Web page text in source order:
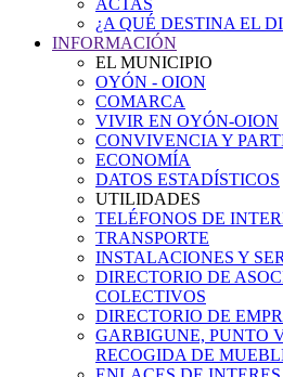
ACTAS
¿A QUÉ DESTINA EL
INFORMACIÓN
EL MUNICIPIO
OYÓN - OION
COMARCA
VIVIR EN OYÓN-OION
CONVIVENCIA Y
ECONOMÍA
DATOS ESTADÍSTICOS
UTILIDADES
TELÉFONOS DE
TRANSPORTE
INSTALACIONES Y
DIRECTORIO DE
COLECTIVOS
DIRECTORIO DE
GARBIGUNE, PUNTO
RECOGIDA DE